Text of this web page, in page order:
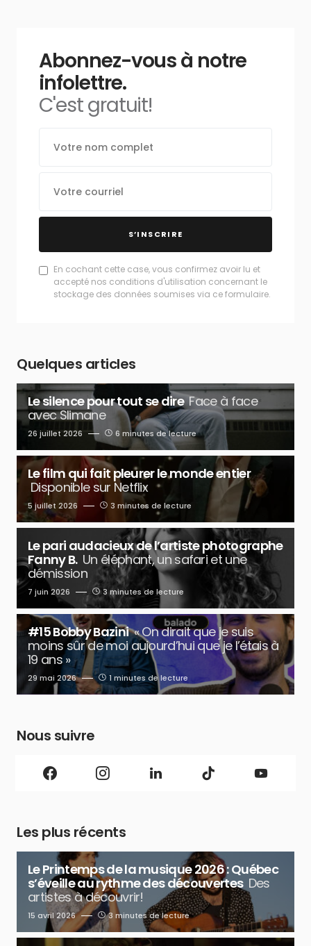
Abonnez-vous à notre
infolettre.
C'est gratuit!
S’INSCRIRE
En cochant cette case, vous confirmez avoir lu et
accepté nos conditions d'utilisation concernant le
stockage des données soumises via ce formulaire.
Quelques articles
Le silence pour tout se dire Face à face
avec Slimane
26 juillet 2026 6 minutes de lecture
Le film qui fait pleurer le monde entier
Disponible sur Netflix
5 juillet 2026 3 minutes de lecture
Le pari audacieux de l’artiste photographe
Fanny B. Un éléphant, un safari et une
démission
7 juin 2026 3 minutes de lecture
#15 Bobby Bazini « On dirait que je suis
moins sûr de moi aujourd’hui que je l’étais à
19 ans »
29 mai 2026 1 minutes de lecture
Nous suivre
Les plus récents
Le Printemps de la musique 2026 : Québec
s’éveille au rythme des découvertes Des
artistes à découvrir!
15 avril 2026 3 minutes de lecture